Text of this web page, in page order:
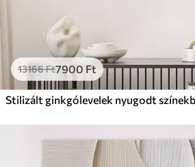
13166Ft7900 Ft